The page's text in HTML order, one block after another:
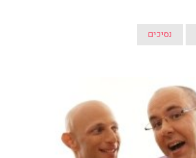
נסיכים